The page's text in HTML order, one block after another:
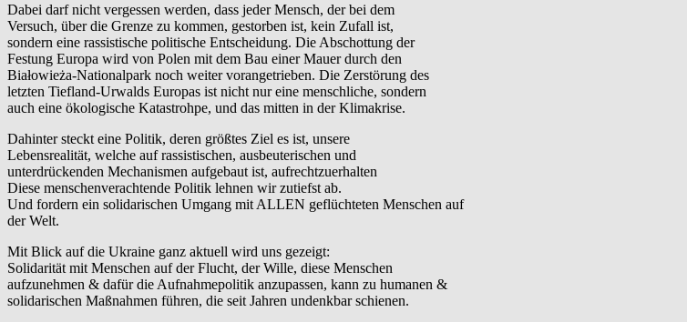
Dabei darf nicht vergessen werden, dass jeder Mensch, der bei dem
Versuch, über die Grenze zu kommen, gestorben ist, kein Zufall ist,
sondern eine rassistische politische Entscheidung. Die Abschottung der
Festung Europa wird von Polen mit dem Bau einer Mauer durch den
Białowieża-Nationalpark noch weiter vorangetrieben. Die Zerstörung des
letzten Tiefland-Urwalds Europas ist nicht nur eine menschliche, sondern
auch eine ökologische Katastrohpe, und das mitten in der Klimakrise.
Dahinter steckt eine Politik, deren größtes Ziel es ist, unsere
Lebensrealität, welche auf rassistischen, ausbeuterischen und
unterdrückenden Mechanismen aufgebaut ist, aufrechtzuerhalten
Diese menschenverachtende Politik lehnen wir zutiefst ab.
Und fordern ein solidarischen Umgang mit ALLEN geflüchteten Menschen auf
der Welt.
Mit Blick auf die Ukraine ganz aktuell wird uns gezeigt:
Solidarität mit Menschen auf der Flucht, der Wille, diese Menschen
aufzunehmen & dafür die Aufnahmepolitik anzupassen, kann zu humanen &
solidarischen Maßnahmen führen, die seit Jahren undenkbar schienen.